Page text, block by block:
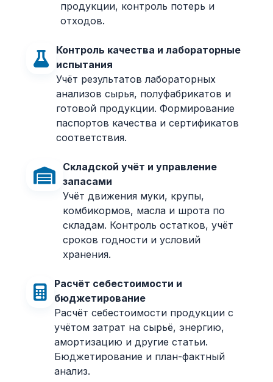
продукции, контроль потерь и
отходов.
Контроль качества и лабораторные
испытания
Учёт результатов лабораторных
анализов сырья, полуфабрикатов и
готовой продукции. Формирование
паспортов качества и сертификатов
соответствия.
Складской учёт и управление
запасами
Учёт движения муки, крупы,
комбикормов, масла и шрота по
складам. Контроль остатков, учёт
сроков годности и условий
хранения.
Расчёт себестоимости и
бюджетирование
Расчёт себестоимости продукции с
учётом затрат на сырьё, энергию,
амортизацию и другие статьи.
Бюджетирование и план-фактный
анализ.